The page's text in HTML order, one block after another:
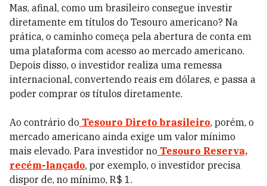
Mas, afinal, como um brasileiro consegue investir
diretamente em títulos do Tesouro americano? Na
prática, o caminho começa pela abertura de conta em
uma plataforma com acesso ao mercado americano.
Depois disso, o investidor realiza uma remessa
internacional, convertendo reais em dólares, e passa a
poder comprar os títulos diretamente.
Ao contrário do Tesouro Direto brasileiro, porém, o
mercado americano ainda exige um valor mínimo
mais elevado. Para investidor no Tesouro Reserva,
recém-lançado, por exemplo, o investidor precisa
dispor de, no mínimo, R$ 1.